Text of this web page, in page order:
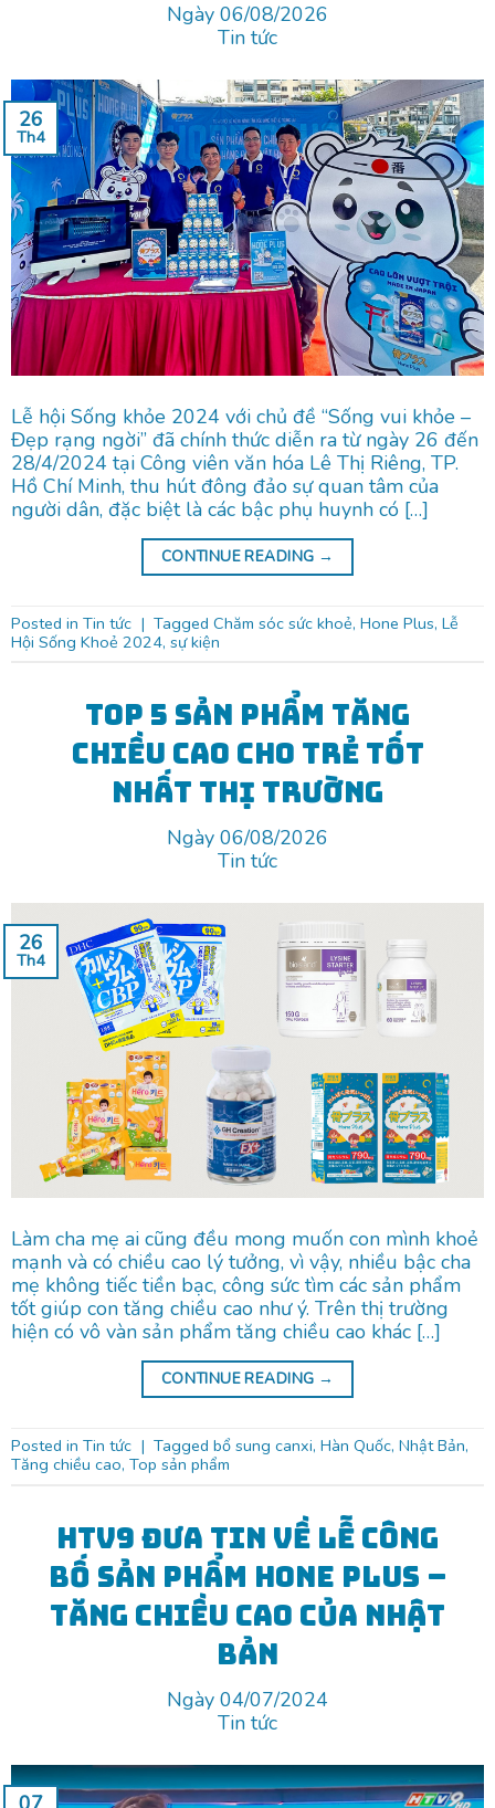
Ngày 06/08/2026
Tin tức
26
Th4
Lễ hội Sống khỏe 2024 với chủ đề “Sống vui khỏe –
Đẹp rạng ngời” đã chính thức diễn ra từ ngày 26 đến
28/4/2024 tại Công viên văn hóa Lê Thị Riêng, TP.
Hồ Chí Minh, thu hút đông đảo sự quan tâm của
người dân, đặc biệt là các bậc phụ huynh có […]
CONTINUE READING →
Posted in Tin tức | Tagged Chăm sóc sức khoẻ, Hone Plus, Lễ
Hội Sống Khoẻ 2024, sự kiện
Top 5 sản phẩm tăng
chiều cao cho trẻ tốt
nhất thị trường
Ngày 06/08/2026
Tin tức
26
Th4
Làm cha mẹ ai cũng đều mong muốn con mình khoẻ
mạnh và có chiều cao lý tưởng, vì vậy, nhiều bậc cha
mẹ không tiếc tiền bạc, công sức tìm các sản phẩm
tốt giúp con tăng chiều cao như ý. Trên thị trường
hiện có vô vàn sản phẩm tăng chiều cao khác […]
CONTINUE READING →
Posted in Tin tức | Tagged bổ sung canxi, Hàn Quốc, Nhật Bản,
Tăng chiều cao, Top sản phẩm
HTV9 đưa tin về lễ công
bố sản phẩm Hone Plus –
Tăng chiều cao của Nhật
Bản
Ngày 04/07/2024
Tin tức